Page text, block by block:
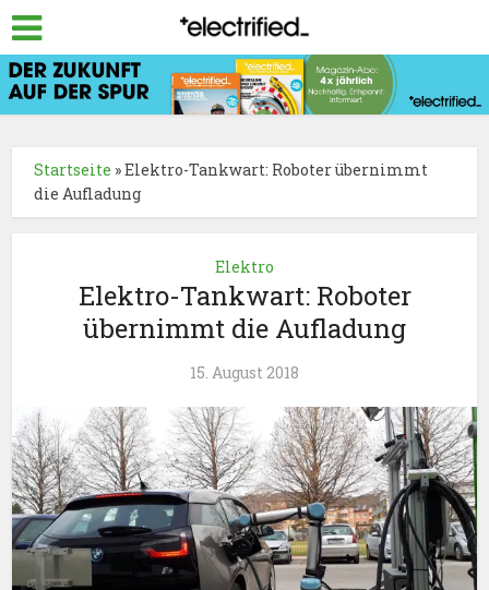
Startseite »Elektro-Tankwart: Roboter übernimmt
die Aufladung
Elektro
Elektro-Tankwart: Roboter
übernimmt die Aufladung
15. August 2018